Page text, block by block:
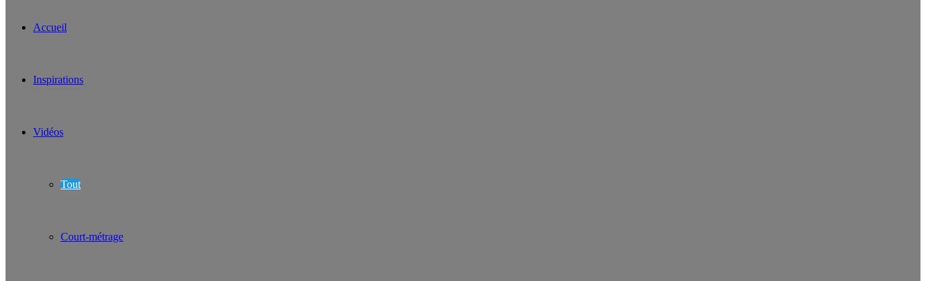
Accueil
Inspirations
Vidéos
Tout
Court-métrage